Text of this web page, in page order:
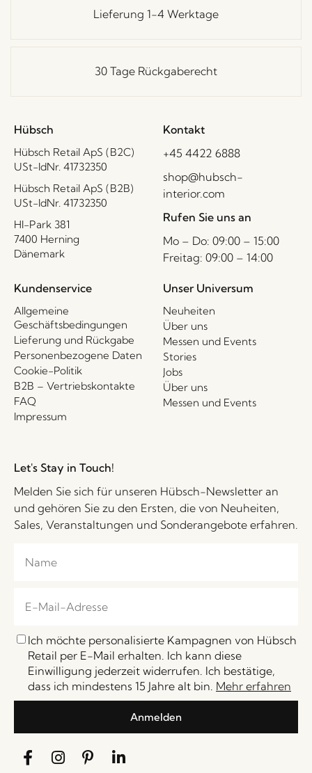
Lieferung 1-4 Werktage
30 Tage Rückgaberecht
Hübsch
Hübsch Retail ApS (B2C)
USt-IdNr. 41732350
Hübsch Retail ApS (B2B)
USt-IdNr. 41732350
HI-Park 381
7400 Herning
Dänemark
Kontakt
+45 4422 6888
shop@hubsch-
interior.com
Rufen Sie uns an
Mo – Do: 09:00 – 15:00
Freitag: 09:00 – 14:00
Kundenservice
Allgemeine
Geschäftsbedingungen
Lieferung und Rückgabe
Personenbezogene Daten
Cookie-Politik
B2B – Vertriebskontakte
FAQ
Impressum
Unser Universum
Neuheiten
Über uns
Messen und Events
Stories
Jobs
Über uns
Messen und Events
Let's Stay in Touch!
Melden Sie sich für unseren Hübsch-Newsletter an
und gehören Sie zu den Ersten, die von Neuheiten,
Sales, Veranstaltungen und Sonderangebote erfahren.
Ich möchte personalisierte Kampagnen von Hübsch
Retail per E-Mail erhalten. Ich kann diese
Einwilligung jederzeit widerrufen. Ich bestätige,
dass ich mindestens 15 Jahre alt bin. Mehr erfahren
Anmelden